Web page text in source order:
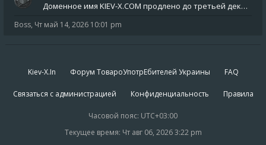
Доменное имя KIEV-X.COM продлено до третьей декады августа 2027 года! Спасибо всем анонимным пользователям, которые по
Boss, Чт май 14, 2026 10:01 pm
Kiev-X.In Форум ТовароУпотрЕбителей Украины FAQ
Связаться с администрацией Конфиденциальность Правила
Часовой пояс: UTC+03:00
Текущее время: Чт авг 06, 2026 3:22 pm